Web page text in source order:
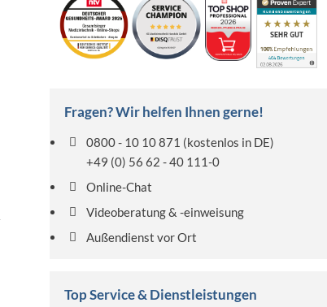
Fragen? Wir helfen Ihnen gerne!
0800 - 10 10 871 (kostenlos in DE)
+49 (0) 56 62 - 40 111-0
Online-Chat
Videoberatung & -einweisung
Außendienst vor Ort
Top Service & Dienstleistungen